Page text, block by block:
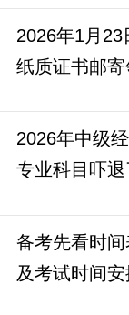
2026年1月
纸质证书邮
2026年中级
专业科目吓
备考先看时
及考试时间